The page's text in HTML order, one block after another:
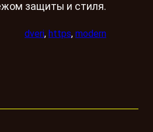
защиты и стиля.
dveri, https, modern